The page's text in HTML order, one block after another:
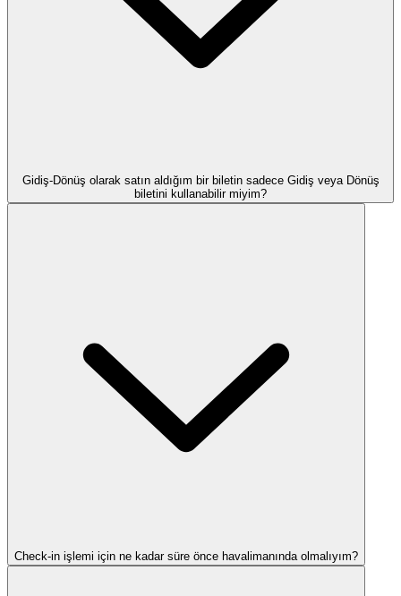
Gidiş-Dönüş olarak satın aldığım bir biletin sadece Gidiş veya Dönüş
biletini kullanabilir miyim?
Check-in işlemi için ne kadar süre önce havalimanında olmalıyım?